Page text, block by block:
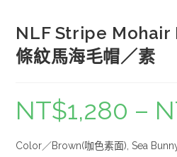
NLF Stripe Mohair
條紋馬海毛帽／素
NT$1,280 –
Color／Brown(咖色素面), Sea